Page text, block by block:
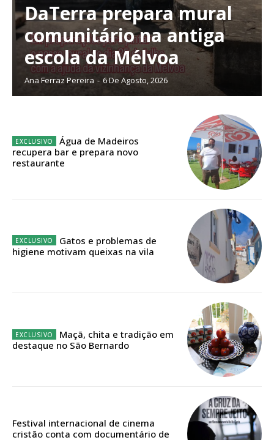
Planos de Assinatura
Faça-se assinante do Região de Cister e ajude-nos a manter este serviço
Escolha o plano de assinatura desejado:
32€
Edição em papel entregue à Quinta-feira em sua
casa
DaTerra prepara mural
comunitário na antiga
escola da Mélvoa
Ana Ferraz Pereira - 6 De Agosto, 2026
Água de Madeiros
recupera bar e prepara novo
restaurante
Gatos e problemas de
higiene motivam queixas na vila
Maçã, chita e tradição em
destaque no São Bernardo
Festival internacional de cinema
cristão conta com documentário de